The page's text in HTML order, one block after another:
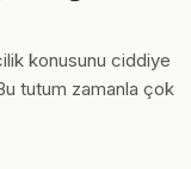
konusunu ciddiye
Bu tutum zamanla çok